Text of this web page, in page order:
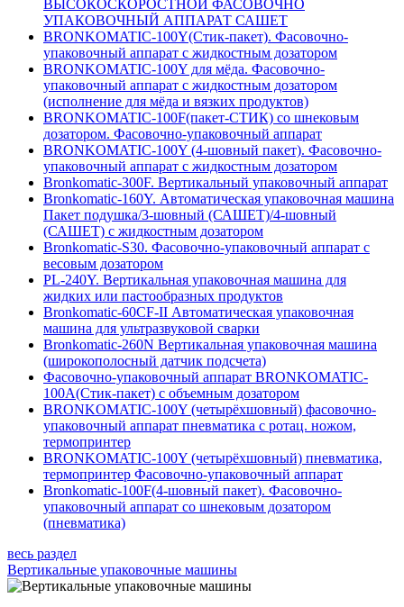
ВЫСОКОСКОРОСТНОЙ ФАСОВОЧНО
УПАКОВОЧНЫЙ АППАРАТ САШЕТ
BRONKOMATIC-100Y(Стик-пакет). Фасовочно-
упаковочный аппарат с жидкостным дозатором
BRONKOMATIC-100Y для мёда. Фасовочно-
упаковочный аппарат с жидкостным дозатором
(исполнение для мёда и вязких продуктов)
BRONKOMATIC-100F(пакет-СТИК) со шнековым
дозатором. Фасовочно-упаковочный аппарат
BRONKOMATIC-100Y (4-шовный пакет). Фасовочно-
упаковочный аппарат с жидкостным дозатором
Bronkomatic-300F. Вертикальный упаковочный аппарат
Bronkomatic-160Y. Автоматическая упаковочная машина
Пакет подушка/3-шовный (САШЕТ)/4-шовный
(САШЕТ) с жидкостным дозатором
Bronkomatic-S30. Фасовочно-упаковочный аппарат с
весовым дозатором
PL-240Y. Вертикальная упаковочная машина для
жидких или пастообразных продуктов
Bronkomatic-60CF-II Автоматическая упаковочная
машина для ультразвуковой сварки
Bronkomatic-260N Вертикальная упаковочная машина
(широкополосный датчик подсчета)
Фасовочно-упаковочный аппарат BRONKOMATIC-
100A(Стик-пакет) с объемным дозатором
BRONKOMATIC-100Y (четырёхшовный) фасовочно-
упаковочный аппарат пневматика с ротац. ножом,
термопринтер
BRONKOMATIC-100Y (четырёхшовный) пневматика,
термопринтер Фасовочно-упаковочный аппарат
Bronkomatic-100F(4-шовный пакет). Фасовочно-
упаковочный аппарат со шнековым дозатором
(пневматика)
весь раздел
Вертикальные упаковочные машины